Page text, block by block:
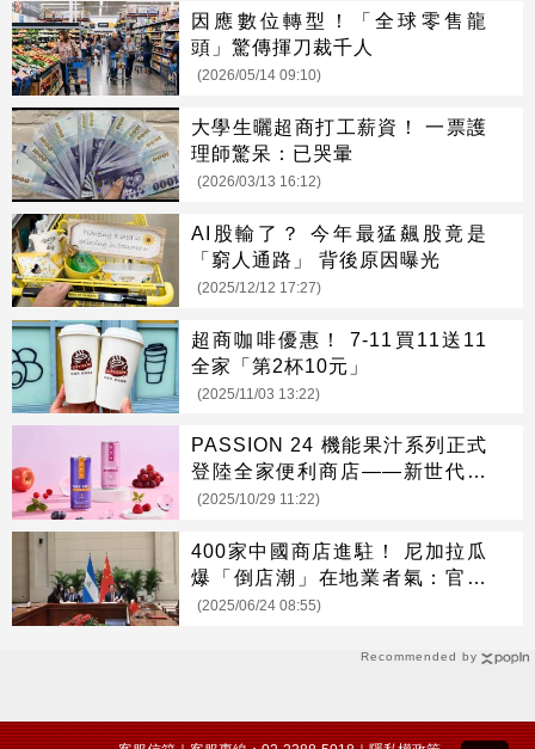
Recommended by
因應數位轉型！「全球零售龍
頭」驚傳揮刀裁千人
(2026/05/14 09:10)
大學生曬超商打工薪資！ 一票護
理師驚呆：已哭暈
(2026/03/13 16:12)
AI股輸了？ 今年最猛飆股竟是
「窮人通路」 背後原因曝光
(2025/12/12 17:27)
超商咖啡優惠！ 7-11買11送11
全家「第2杯10元」
(2025/11/03 13:22)
PASSION 24 機能果汁系列正式
登陸全家便利商店——新世代健
康飲品 喝出健康新樂趣
(2025/10/29 11:22)
400家中國商店進駐！ 尼加拉瓜
爆「倒店潮」在地業者氣：官方
縱容
(2025/06/24 08:55)